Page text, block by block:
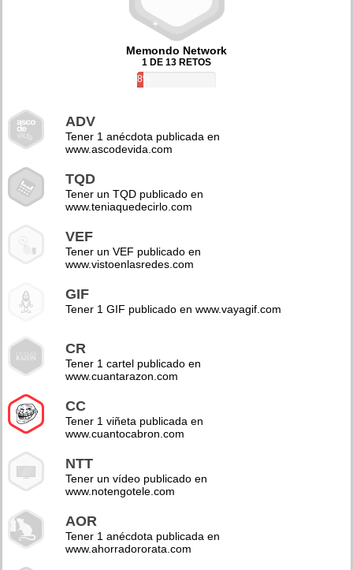
Memondo Network
1 DE 13 RETOS
8%
ADV
Tener 1 anécdota publicada en
www.ascodevida.com
TQD
Tener un TQD publicado en
www.teniaquedecirlo.com
VEF
Tener un VEF publicado en
www.vistoenlasredes.com
GIF
Tener 1 GIF publicado en www.vayagif.com
CR
Tener 1 cartel publicado en
www.cuantarazon.com
CC
Tener 1 viñeta publicada en
www.cuantocabron.com
NTT
Tener un vídeo publicado en
www.notengotele.com
AOR
Tener 1 anécdota publicada en
www.ahorradororata.com